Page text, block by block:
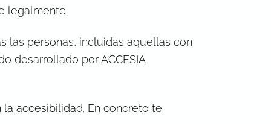
legalmente.
las personas, incluidas aquellas con
desarrollado por ACCESIA
accesibilidad. En concreto te